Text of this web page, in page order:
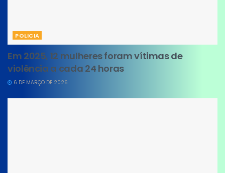
POLICIA
Em 2025, 12 mulheres foram vítimas de
violência a cada 24 horas
6 DE MARÇO DE 2026